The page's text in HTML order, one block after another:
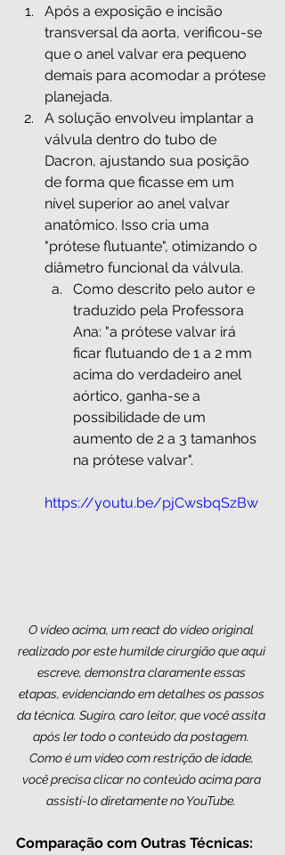
Após a exposição e incisão
transversal da aorta, verificou-se
que o anel valvar era pequeno
demais para acomodar a prótese
planejada.
A solução envolveu implantar a
válvula dentro do tubo de
Dacron, ajustando sua posição
de forma que ficasse em um
nível superior ao anel valvar
anatômico. Isso cria uma
"prótese flutuante", otimizando o
diâmetro funcional da válvula.
Como descrito pelo autor e
traduzido pela Professora
Ana: "a prótese valvar irá
ficar flutuando de 1 a 2 mm
acima do verdadeiro anel
aórtico, ganha-se a
possibilidade de um
aumento de 2 a 3 tamanhos
na prótese valvar".
https://youtu.be/pjCwsbqSzBw
O vídeo acima, um react do vídeo original
realizado por este humilde cirurgião que aqui
escreve, demonstra claramente essas
etapas, evidenciando em detalhes os passos
da técnica. Sugiro, caro leitor, que você assita
após ler todo o conteúdo da postagem.
Como é um vídeo com restrição de idade,
você precisa clicar no conteúdo acima para
assistí-lo diretamente no YouTube.
Comparação com Outras Técnicas: